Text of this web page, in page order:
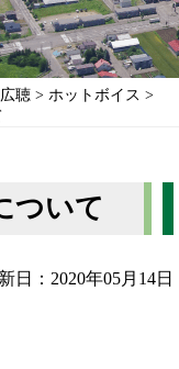
聴 > ホットボイス >
ついて
日：2020年05月14日